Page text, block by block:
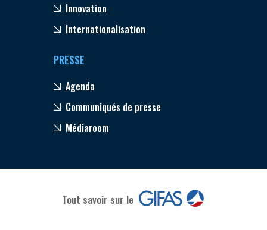
Innovation
Internationalisation
PRESSE
Agenda
Communiqués de presse
Médiaroom
Tout savoir sur le